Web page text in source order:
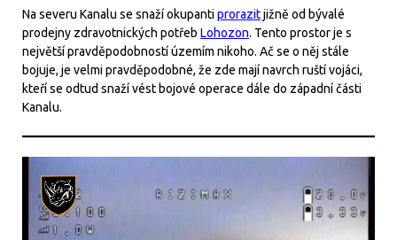
Na severu Kanalu se snaží okupantiprorazitjižně od bývalé
prodejny zdravotnických potřeb Lohozon. Tento prostor je s
největší pravděpodobností územím nikoho. Ač se o něj stále
bojuje, je velmi pravděpodobné, že zde mají navrch ruští vojáci,
kteří se odtud snaží vést bojové operace dále do západní části
Kanalu.